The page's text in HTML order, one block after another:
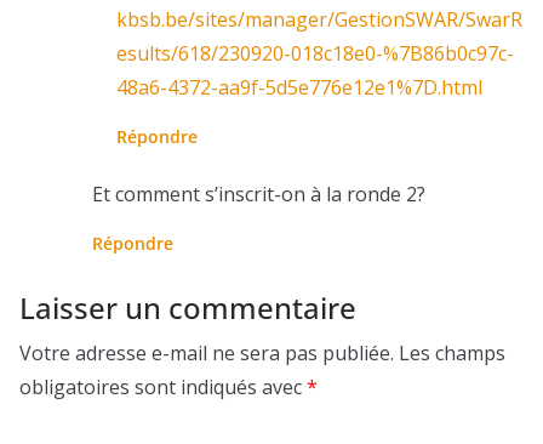
kbsb.be/sites/manager/GestionSWAR/SwarR
esults/618/230920-018c18e0-%7B86b0c97c-
48a6-4372-aa9f-5d5e776e12e1%7D.html
Répondre
Et comment s’inscrit-on à la ronde 2?
Répondre
Laisser un commentaire
Votre adresse e-mail ne sera pas publiée. Les champs
obligatoires sont indiqués avec*